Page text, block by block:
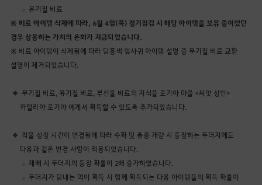
유기질 비료
※ 비료 아이템 삭제에 따라, 6월 4일(목) 정기점검 시 해당 아이템을 보유 중이었던
경우 상응하는 가치의 은화가 지급되었습니다.
※ 비료 아이템이 삭제됨에 따라 담홍색 잎사귀 아이템 설명 중 무기질 비료 교환
설명이 제거되었습니다.
무기질 비료, 유기질 비료, 부산물 비료의 지식을 로기아 마을 <씨앗 상인>
카멜리아 로기아 에게서 획득할 수 있도록 추가되었습니다.
작물 성장 시간이 변경됨에 따라 수확 및 품종 개량 시 등장하는 두더지에도
다음과 같은 변경 사항이 적용되었습니다.
재배 시 두더지의 등장 확률이 2배 증가하였습니다.
두더지가 탐내는 먹이 획득 시 함께 획득되는 다음 아이템들의 획득 확률이